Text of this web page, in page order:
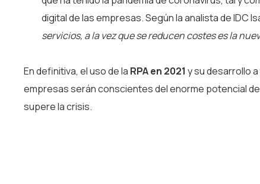
digital de las empresas. Según la analista de IDC
servicios, a la vez que se reducen costes es la
En definitiva, el uso de la RPA en 2021 y su desarrollo
empresas serán conscientes del enorme potencial
supere la crisis.